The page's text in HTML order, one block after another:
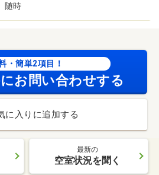
随時
・簡単2項目！
お問い合わせする
に入りに追加する
最新の
空室状況を聞く